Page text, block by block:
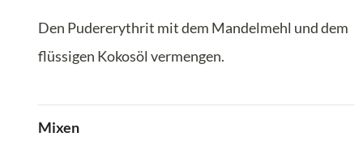
Den Pudererythrit mit dem Mandelmehl und dem
flüssigen Kokosöl vermengen.
Mixen